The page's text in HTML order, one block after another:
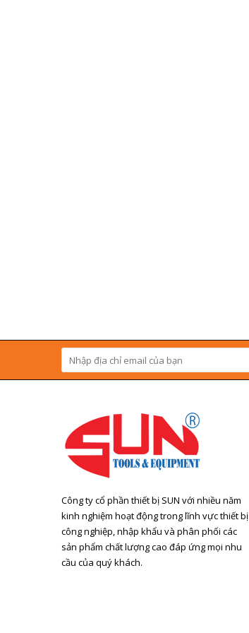
Công ty cổ phần thiết bị SUN với nhiều năm
kinh nghiệm hoạt động trong lĩnh vực thiết bị
công nghiệp, nhập khẩu và phân phối các
sản phẩm chất lượng cao đáp ứng mọi nhu
cầu của quý khách.